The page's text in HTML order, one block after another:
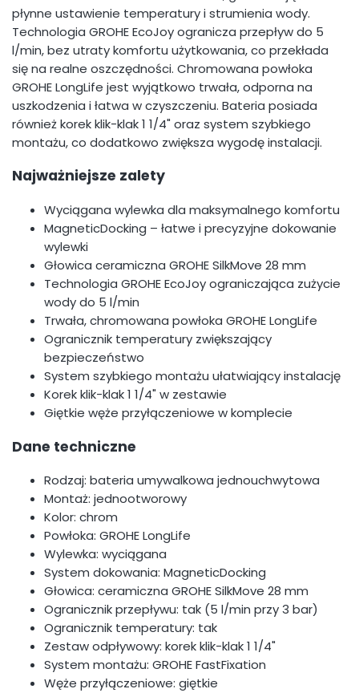
płynne ustawienie temperatury i strumienia wody.
Technologia GROHE EcoJoy ogranicza przepływ do 5
l/min, bez utraty komfortu użytkowania, co przekłada
się na realne oszczędności. Chromowana powłoka
GROHE LongLife jest wyjątkowo trwała, odporna na
uszkodzenia i łatwa w czyszczeniu. Bateria posiada
również korek klik-klak 1 1/4" oraz system szybkiego
montażu, co dodatkowo zwiększa wygodę instalacji.
Najważniejsze zalety
Wyciągana wylewka dla maksymalnego komfortu
MagneticDocking – łatwe i precyzyjne dokowanie
wylewki
Głowica ceramiczna GROHE SilkMove 28 mm
Technologia GROHE EcoJoy ograniczająca zużycie
wody do 5 l/min
Trwała, chromowana powłoka GROHE LongLife
Ogranicznik temperatury zwiększający
bezpieczeństwo
System szybkiego montażu ułatwiający instalację
Korek klik-klak 1 1/4" w zestawie
Giętkie węże przyłączeniowe w komplecie
Dane techniczne
Rodzaj: bateria umywalkowa jednouchwytowa
Montaż: jednootworowy
Kolor: chrom
Powłoka: GROHE LongLife
Wylewka: wyciągana
System dokowania: MagneticDocking
Głowica: ceramiczna GROHE SilkMove 28 mm
Ogranicznik przepływu: tak (5 l/min przy 3 bar)
Ogranicznik temperatury: tak
Zestaw odpływowy: korek klik-klak 1 1/4"
System montażu: GROHE FastFixation
Węże przyłączeniowe: giętkie